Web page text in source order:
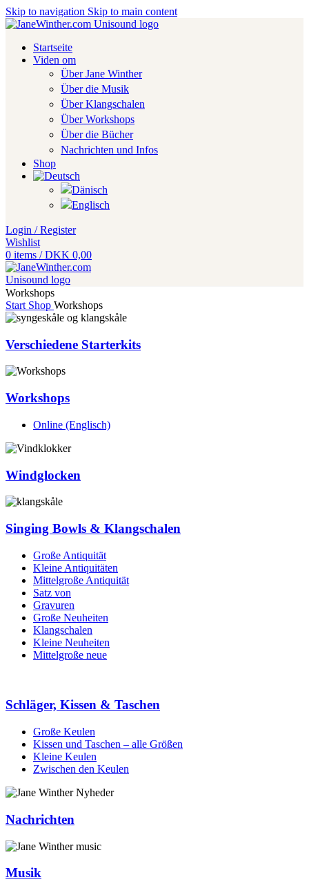
Skip to navigation Skip to main content
Startseite
Viden om
Über Jane Winther
Über die Musik
Über Klangschalen
Über Workshops
Über die Bücher
Nachrichten und Infos
Shop
Login / Register
Wishlist
0 items / DKK 0,00
Workshops
Start Shop Workshops
Verschiedene Starterkits
Workshops
Online (Englisch)
Windglocken
Singing Bowls & Klangschalen
Große Antiquität
Kleine Antiquitäten
Mittelgroße Antiquität
Satz von
Gravuren
Große Neuheiten
Klangschalen
Kleine Neuheiten
Mittelgroße neue
Schläger, Kissen & Taschen
Große Keulen
Kissen und Taschen – alle Größen
Kleine Keulen
Zwischen den Keulen
Nachrichten
Musik